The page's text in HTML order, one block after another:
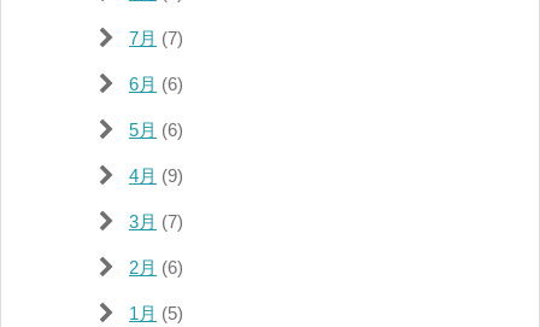
7月 (7)
6月 (6)
5月 (6)
4月 (9)
3月 (7)
2月 (6)
1月 (5)